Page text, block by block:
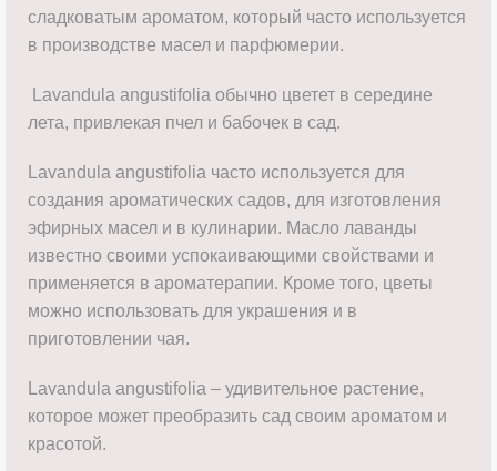
сладковатым ароматом, который часто используется
в производстве масел и парфюмерии.
Lavandula angustifolia обычно цветет в середине
лета, привлекая пчел и бабочек в сад.
Lavandula angustifolia часто используется для
создания ароматических садов, для изготовления
эфирных масел и в кулинарии. Масло лаванды
известно своими успокаивающими свойствами и
применяется в ароматерапии. Кроме того, цветы
можно использовать для украшения и в
приготовлении чая.
Lavandula angustifolia – удивительное растение,
которое может преобразить сад своим ароматом и
красотой.